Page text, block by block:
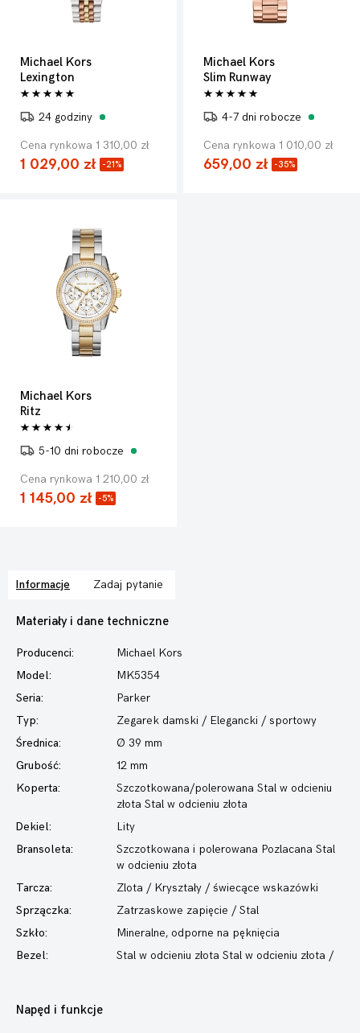
Michael Kors
Lexington
24 godziny
Cena rynkowa 1 310,00 zł
1 029,00 zł -21%
Michael Kors
Slim Runway
4-7 dni robocze
Cena rynkowa 1 010,00 zł
659,00 zł -35%
Michael Kors
Ritz
5-10 dni robocze
Cena rynkowa 1 210,00 zł
1 145,00 zł -5%
Informacje Zadaj pytanie
Materiały i dane techniczne
Producenci:
Michael Kors
Model:
MK5354
Seria:
Parker
Typ:
Zegarek damski / Elegancki / sportowy
Średnica:
Ø 39 mm
Grubość:
12 mm
Koperta:
Szczotkowana/polerowana Stal w odcieniu
złota Stal w odcieniu złota
Dekiel:
Lity
Bransoleta:
Szczotkowana i polerowana Pozlacana Stal
w odcieniu złota
Tarcza:
Zlota / Kryształy / świecące wskazówki
Sprzączka:
Zatrzaskowe zapięcie / Stal
Szkło:
Mineralne, odporne na pęknięcia
Bezel:
Stal w odcieniu złota Stal w odcieniu złota /
Napęd i funkcje